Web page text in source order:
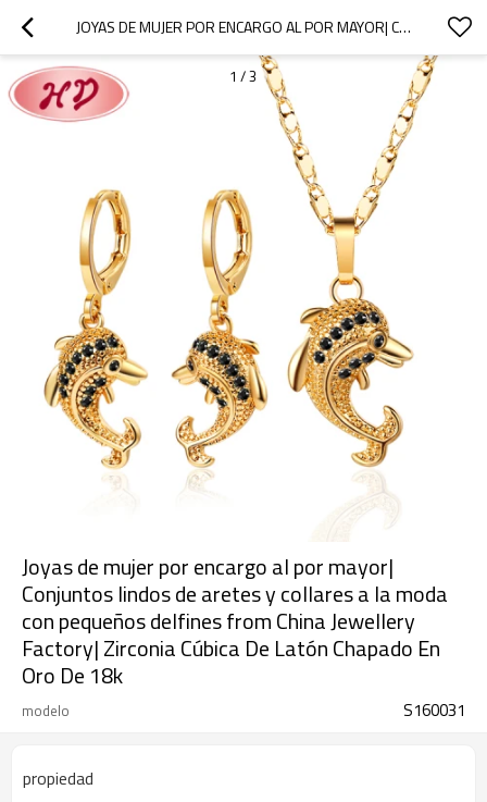
JOYAS DE MUJER POR ENCARGO AL POR MAYOR| CONJUNTOS LINDOS DE ARETES Y COLLARES A LA MODA CON PEQUEÑOS DELFINES FROM CHINA JEWELLERY FACTORY| ZIRCONIA CÚBICA DE LATÓN CHAPADO EN ORO DE 18K
1 /3
Joyas de mujer por encargo al por mayor|
Conjuntos lindos de aretes y collares a la moda
con pequeños delfines from China Jewellery
Factory| Zirconia Cúbica De Latón Chapado En
Oro De 18k
modelo S160031
propiedad